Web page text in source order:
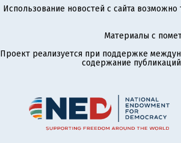
Использование новостей с сайта
Материалы с
Проект реализуется при поддержке
содержание